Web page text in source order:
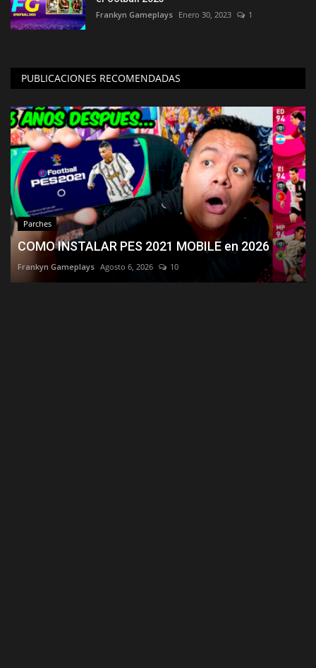
Frankyn Gameplays Enero 30, 2023 1
PUBLICACIONES RECOMENDADAS
Parches
COMO INSTALAR PES 2021 MOBILE en 2026
Frankyn Gameplays Agosto 6, 2026 10